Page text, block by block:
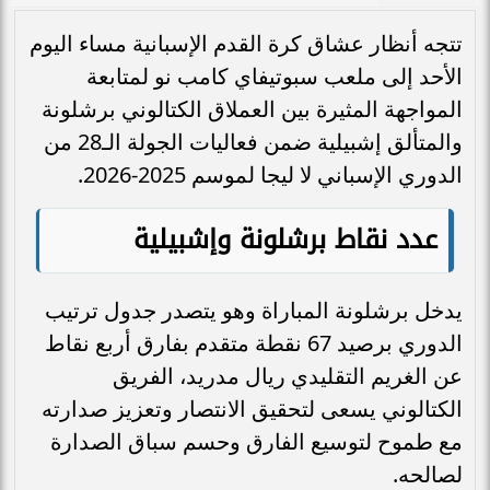
تتجه أنظار عشاق كرة القدم الإسبانية مساء اليوم
الأحد إلى ملعب سبوتيفاي كامب نو لمتابعة
المواجهة المثيرة بين العملاق الكتالوني برشلونة
والمتألق إشبيلية ضمن فعاليات الجولة الـ28 من
الدوري الإسباني لا ليجا لموسم 2025-2026.
عدد نقاط برشلونة وإشبيلية
يدخل برشلونة المباراة وهو يتصدر جدول ترتيب
الدوري برصيد 67 نقطة متقدم بفارق أربع نقاط
عن الغريم التقليدي ريال مدريد، الفريق
الكتالوني يسعى لتحقيق الانتصار وتعزيز صدارته
مع طموح لتوسيع الفارق وحسم سباق الصدارة
لصالحه.